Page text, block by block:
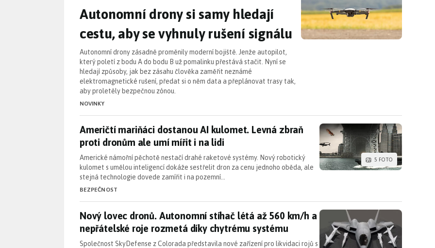
Autonomní drony si samy hledají
cestu, aby se vyhnuly rušení signálu
Autonomní drony zásadně proměnily moderní bojiště. Jenže autopilot,
který poletí z bodu A do bodu B už pomalinku přestává stačit. Nyní se
hledají způsoby, jak bez zásahu člověka zaměřit neznámé
elektromagnetické rušení, předat si o něm data a přeplánovat trasy tak,
aby proletěly bezpečnou zónou.
NOVINKY
Američtí mariňáci dostanou AI kulomet. Levná zbraň proti dronům ale umí mířit i
Američtí mariňáci dostanou AI kulomet. Levná zbraň
proti dronům ale umí mířit i na lidi
Americké námořní pěchotě nestačí drahé raketové systémy. Nový robotický
kulomet s umělou inteligencí dokáže sestřelit dron za cenu jednoho oběda, ale
stejná technologie dovede zamířit i na pozemní…
BEZPEČNOST
5 FOTO
Nový lovec dronů. Autonomní stíhač létá až 560 km/h a nepřátelské roje rozmetá
Nový lovec dronů. Autonomní stíhač létá až 560 km/h a
nepřátelské roje rozmetá díky chytrému systému
Společnost SkyDefense z Colorada představila nové zařízení pro likvidaci rojů s